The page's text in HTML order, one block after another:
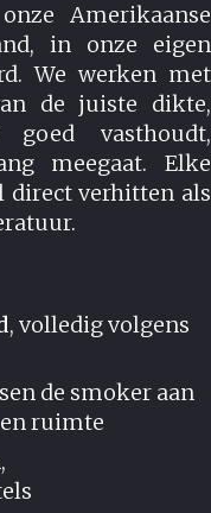
Amerikaanse
in onze eigen
We werken met
de juiste dikte,
vasthoudt,
meegaat. Elke
direct verhitten als
, volledig volgens
de smoker aan
ruimte